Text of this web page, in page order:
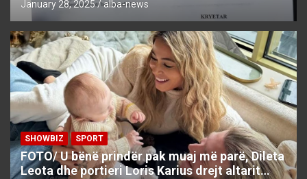
January 28, 2025 alba-news
SHOWBIZ SPORT
FOTO/ U bënë prindër pak muaj më parë, Dileta
Leota dhe portieri Loris Karius drejt altarit…